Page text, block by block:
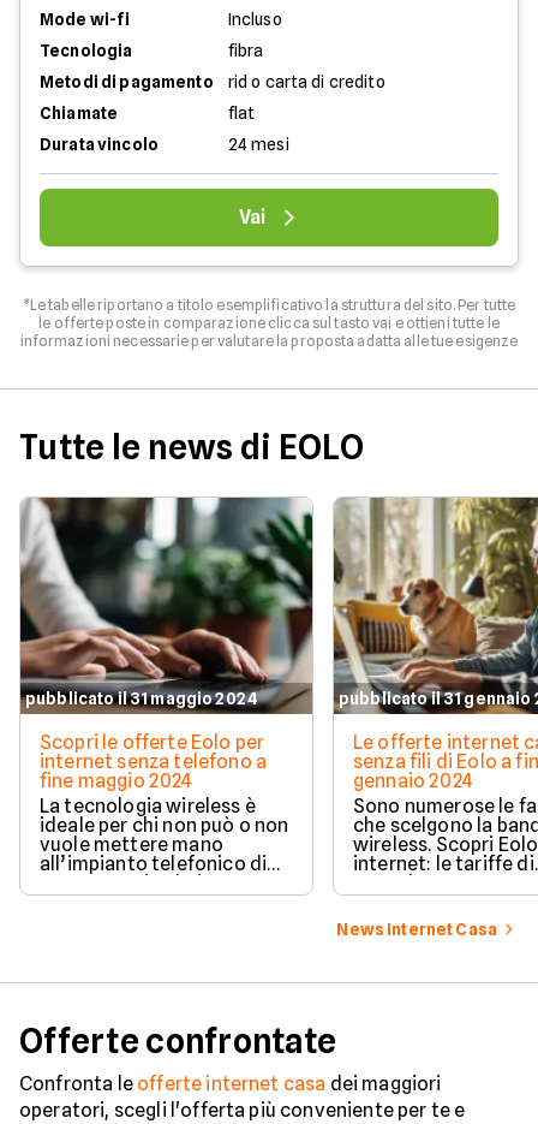
Mode wi-fi
Incluso
Tecnologia
fibra
Metodi di pagamento
rid o carta di credito
Chiamate
flat
Durata vincolo
24 mesi
Vai
*Le tabelle riportano a titolo esemplificativo la struttura del sito. Per tutte
le offerte poste in comparazione clicca sul tasto vai e ottieni tutte le
informazioni necessarie per valutare la proposta adatta alle tue esigenze
Tutte le news di EOLO
pubblicato il 31 maggio 2024
Scopri le offerte Eolo per
internet senza telefono a
fine maggio 2024
La tecnologia wireless è
ideale per chi non può o non
vuole mettere mano
all’impianto telefonico di
casa. Scopri Eolo internet:
le tariffe di maggio 2024
pubblicato il 31 gennaio
Le offerte internet
senza fili di Eolo a
gennaio 2024
Sono numerose le
che scelgono la
wireless. Scopri Eolo
internet: le tariffe di
gennaio 2024 per
velocemente anche
si è raggiunti dalla
News Internet Casa
Offerte confrontate
Confronta le offerte internet casa dei maggiori
operatori, scegli l'offerta più conveniente per te e